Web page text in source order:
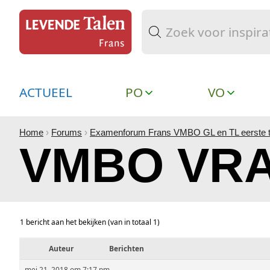
ACTUEEL PO VO
Home › Forums › Examenforum Frans VMBO GL en TL eerste
VMBO
1 bericht aan het bekijken (van in totaal 1)
Auteur Berichten